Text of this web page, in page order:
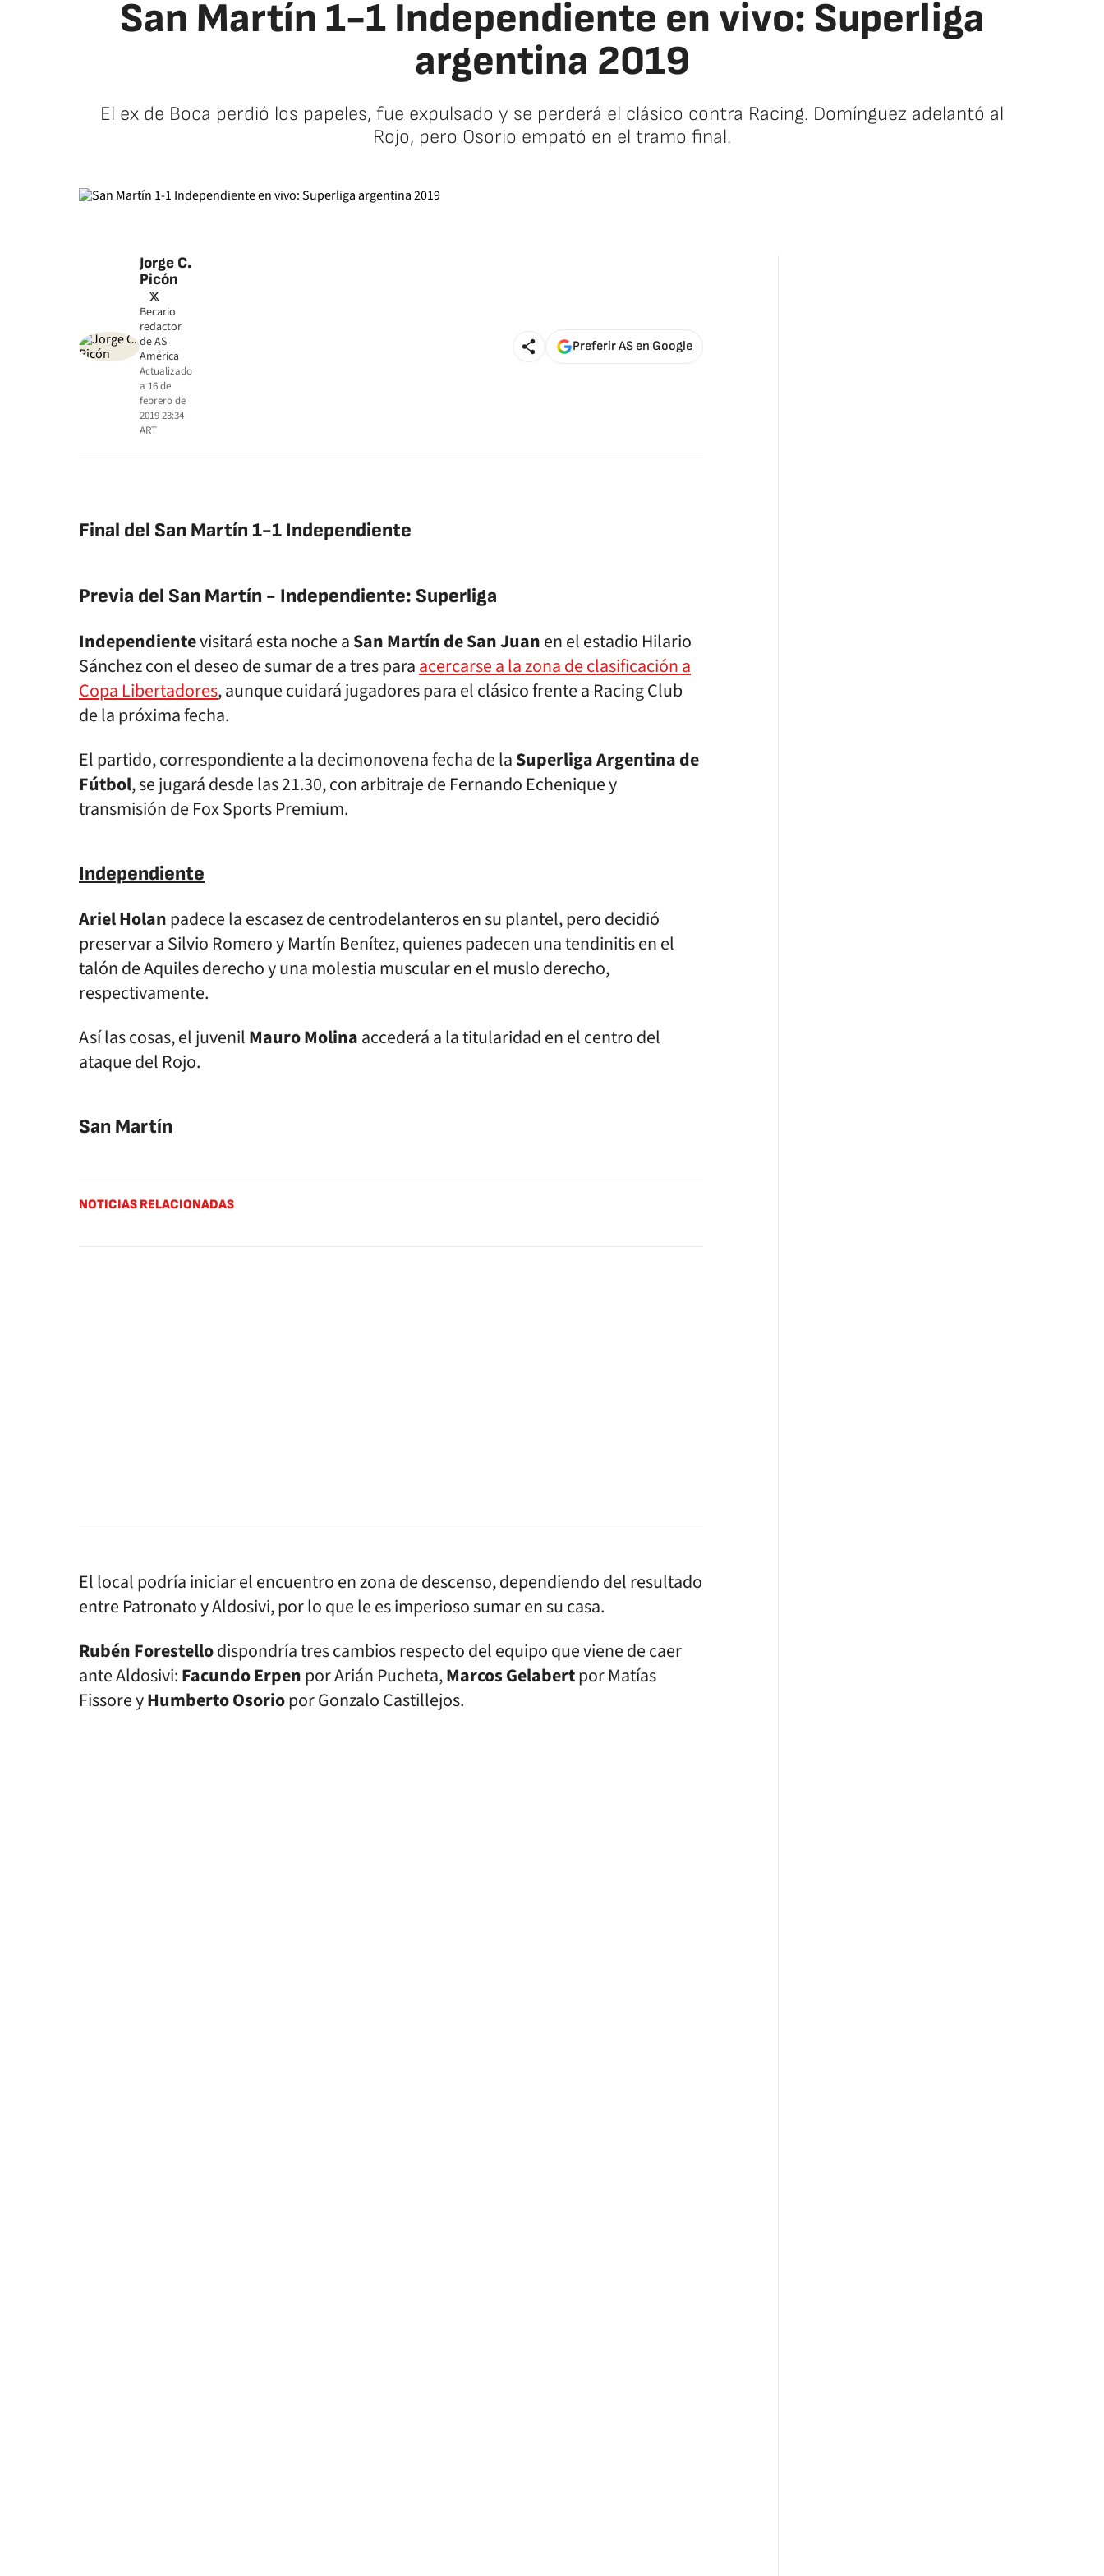
San Martín 1-1 Independiente en vivo: Superliga
argentina 2019
El ex de Boca perdió los papeles, fue expulsado y se perderá el clásico contra Racing. Domínguez adelantó al
Rojo, pero Osorio empató en el tramo final.
Jorge C.
Picón
twitter
Becario
redactor
de AS
América
Actualizado
a 16 de
febrero de
2019 23:34
ART
Preferir AS en Google
Final del San Martín 1-1 Independiente
Previa del San Martín - Independiente: Superliga
Independientevisitará esta noche aSan Martín de San Juanen el estadio Hilario
Sánchez con el deseo de sumar de a tres paraacercarse a la zona de clasificación a
Copa Libertadores, aunque cuidará jugadores para el clásico frente a Racing Club
de la próxima fecha.
El partido, correspondiente a la decimonovena fecha de laSuperliga Argentina de
Fútbol, se jugará desde las 21.30, con arbitraje de Fernando Echenique y
transmisión de Fox Sports Premium.
Independiente
Ariel Holanpadece la escasez de centrodelanteros en su plantel, pero decidió
preservar a Silvio Romero y Martín Benítez, quienes padecen una tendinitis en el
talón de Aquiles derecho y una molestia muscular en el muslo derecho,
respectivamente.
Así las cosas, el juvenilMauro Molinaaccederá a la titularidad en el centro del
ataque del Rojo.
San Martín
NOTICIAS RELACIONADAS
El local podría iniciar el encuentro en zona de descenso, dependiendo del resultado
entre Patronato y Aldosivi, por lo que le es imperioso sumar en su casa.
Rubén Forestellodispondría tres cambios respecto del equipo que viene de caer
ante Aldosivi:Facundo Erpenpor Arián Pucheta,Marcos Gelabertpor Matías
Fissore yHumberto Osoriopor Gonzalo Castillejos.